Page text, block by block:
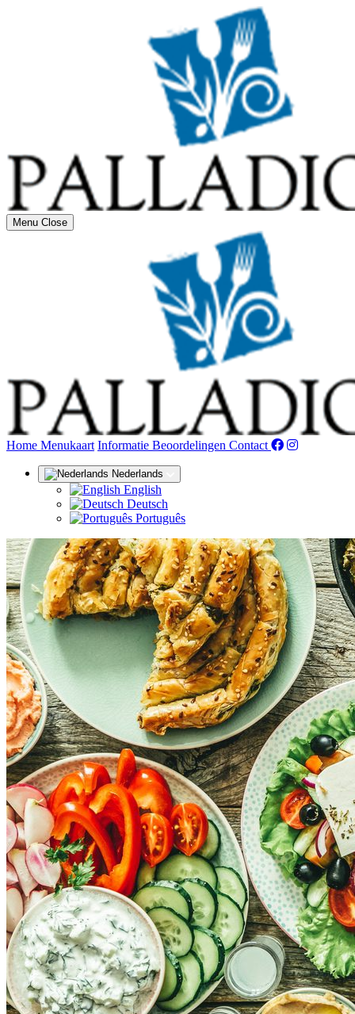
Menu Close
Home (huidige)
Menukaart Informatie Beoordelingen Contact
Nederlands
English
Deutsch
Português